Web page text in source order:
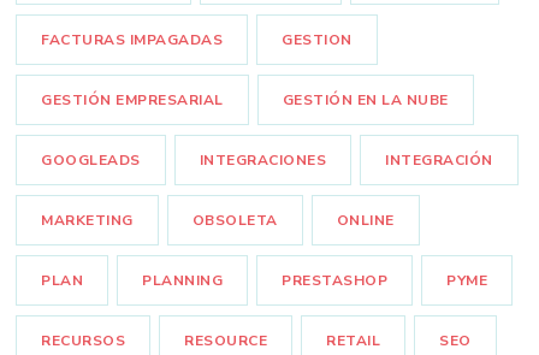
FACTURAS IMPAGADAS GESTION
GESTIÓN EMPRESARIAL GESTIÓN EN LA NUBE
GOOGLEADS INTEGRACIONES INTEGRACIÓN
MARKETING OBSOLETA ONLINE
PLAN PLANNING PRESTASHOP PYME
RECURSOS RESOURCE RETAIL SEO